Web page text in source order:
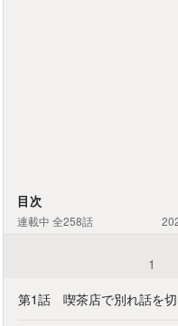
目次
連載中 全258話
1
第1話 喫茶店で別れ話を切